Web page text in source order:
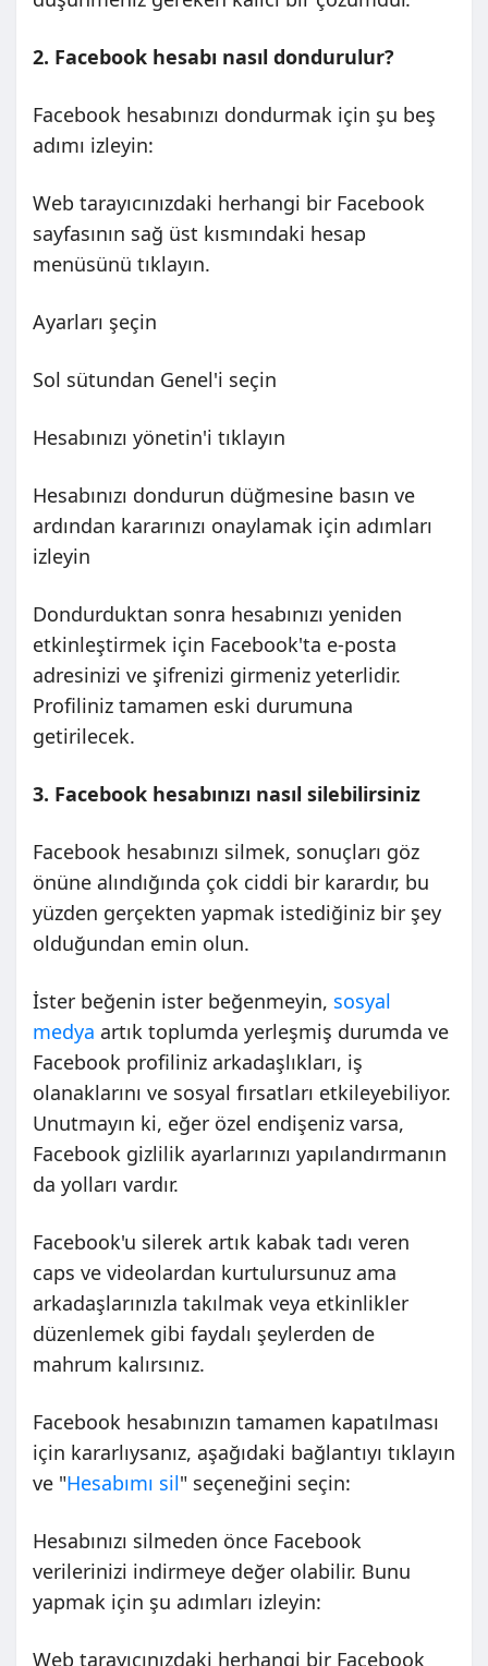
2. Facebook hesabı nasıl dondurulur?
Facebook hesabınızı dondurmak için şu beş
adımı izleyin:
Web tarayıcınızdaki herhangi bir Facebook
sayfasının sağ üst kısmındaki hesap
menüsünü tıklayın.
Ayarları şeçin
Sol sütundan Genel'i seçin
Hesabınızı yönetin'i tıklayın
Hesabınızı dondurun düğmesine basın ve
ardından kararınızı onaylamak için adımları
izleyin
Dondurduktan sonra hesabınızı yeniden
etkinleştirmek için Facebook'ta e-posta
adresinizi ve şifrenizi girmeniz yeterlidir.
Profiliniz tamamen eski durumuna
getirilecek.
3. Facebook hesabınızı nasıl silebilirsiniz
Facebook hesabınızı silmek, sonuçları göz
önüne alındığında çok ciddi bir karardır, bu
yüzden gerçekten yapmak istediğiniz bir şey
olduğundan emin olun.
İster beğenin ister beğenmeyin, sosyal
medya artık toplumda yerleşmiş durumda ve
Facebook profiliniz arkadaşlıkları, iş
olanaklarını ve sosyal fırsatları etkileyebiliyor.
Unutmayın ki, eğer özel endişeniz varsa,
Facebook gizlilik ayarlarınızı yapılandırmanın
da yolları vardır.
Facebook'u silerek artık kabak tadı veren
caps ve videolardan kurtulursunuz ama
arkadaşlarınızla takılmak veya etkinlikler
düzenlemek gibi faydalı şeylerden de
mahrum kalırsınız.
Facebook hesabınızın tamamen kapatılması
için kararlıysanız, aşağıdaki bağlantıyı tıklayın
ve "Hesabımı sil" seçeneğini seçin:
Hesabınızı silmeden önce Facebook
verilerinizi indirmeye değer olabilir. Bunu
yapmak için şu adımları izleyin:
Web tarayıcınızdaki herhangi bir Facebook